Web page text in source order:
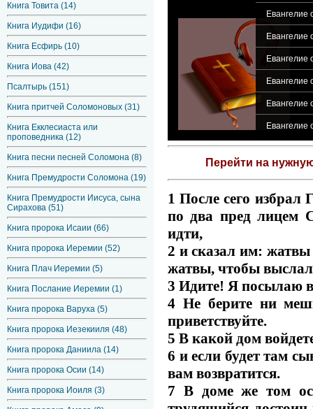
Книга Товита (14)
Книга Иудифи (16)
Книга Есфирь (10)
Книга Иова (42)
Псалтырь (151)
Книга притчей Соломоновых (31)
Книга Екклесиаста или
проповедника (12)
Книга песни песней Соломона (8)
Книга Премудрости Соломона (19)
Книга Премудрости Иисуса, сына
Сирахова (51)
Книга пророка Исаии (66)
Книга пророка Иеремии (52)
Книга Плач Иеремии (5)
Книга Послание Иеремии (1)
Книга пророка Варуха (5)
Книга пророка Иезекииля (48)
Книга пророка Даниила (14)
Книга пророка Осии (14)
Книга пророка Иоиля (3)
Евангелие
Евангелие
Евангелие
Евангелие
Евангелие
Евангелие
Перейти на
1 После сего избрал
по два пред лицем
идти,
2 и сказал им: жатвы
жатвы, чтобы
3 Идите! Я посылаю
4 Не берите ни
приветствуйте.
5 В какой дом
6 и если будет там
вам возвратится.
7 В доме же том